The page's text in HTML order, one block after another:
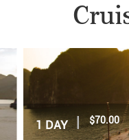
1 DAY | $70.00